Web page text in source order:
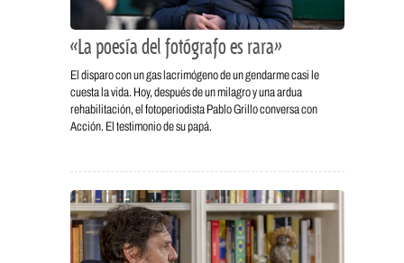
«La poesía del fotógrafo es rara»
El disparo con un gas lacrimógeno de un gendarme casi le
cuesta la vida. Hoy, después de un milagro y una ardua
rehabilitación, el fotoperiodista Pablo Grillo conversa con
Acción. El testimonio de su papá.